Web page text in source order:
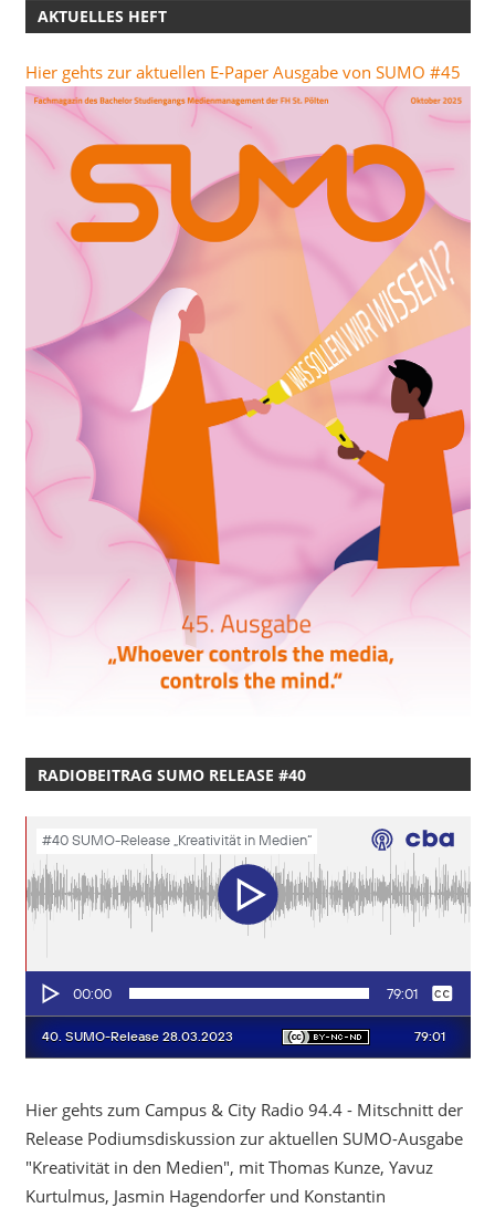
AKTUELLES HEFT
Hier gehts zur aktuellen E-Paper Ausgabe von SUMO #45
RADIOBEITRAG SUMO RELEASE #40
Hier gehts zum Campus & City Radio 94.4 - Mitschnitt der
Release Podiumsdiskussion zur aktuellen SUMO-Ausgabe
"Kreativität in den Medien", mit Thomas Kunze, Yavuz
Kurtulmus, Jasmin Hagendorfer und Konstantin